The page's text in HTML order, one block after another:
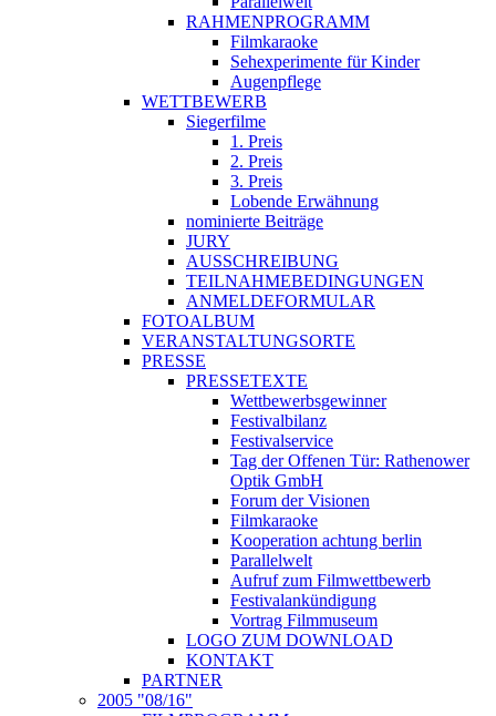
RAHMENPROGRAMM
Filmkaraoke
Sehexperimente für Kinder
Augenpflege
WETTBEWERB
Siegerfilme
1. Preis
2. Preis
3. Preis
Lobende Erwähnung
nominierte Beiträge
JURY
AUSSCHREIBUNG
TEILNAHMEBEDINGUNGEN
ANMELDEFORMULAR
FOTOALBUM
VERANSTALTUNGSORTE
PRESSE
PRESSETEXTE
Wettbewerbsgewinner
Festivalbilanz
Festivalservice
Tag der Offenen Tür: Rathenower
Optik GmbH
Forum der Visionen
Filmkaraoke
Kooperation achtung berlin
Parallelwelt
Aufruf zum Filmwettbewerb
Festivalankündigung
Vortrag Filmmuseum
LOGO ZUM DOWNLOAD
KONTAKT
PARTNER
2005 "08/16"